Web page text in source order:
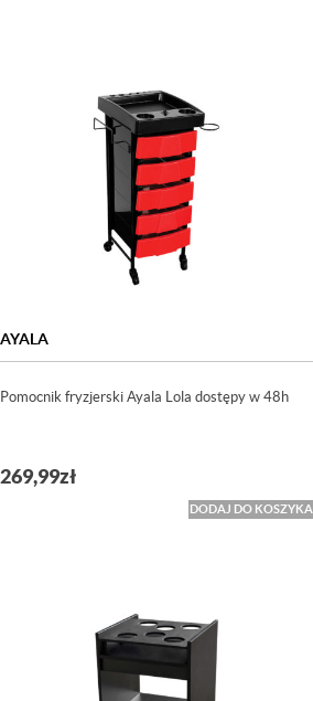
AYALA
Pomocnik fryzjerski Ayala Lola dostępy w 48h
269,99zł
DODAJ DO KOSZYKA